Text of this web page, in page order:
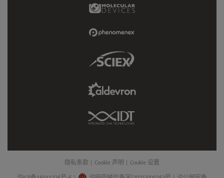
Molecular
Link
Phenomenex
Sciex
Link
IDT
Link
隐私条款 Cookie 声明 Cookie 设置